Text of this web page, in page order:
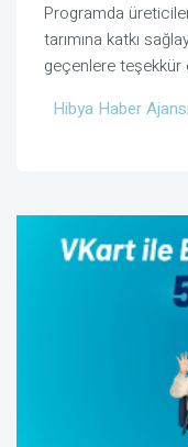
Programda
tarımına katkı
geçenlere teşekkür
Hibya Haber Ajansı